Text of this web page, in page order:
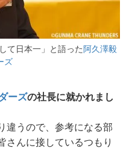
て日本一」と語った 阿久澤毅
ズ
ーズの社長に就かれまし
うので、参考になる部
さんに接しているつもり